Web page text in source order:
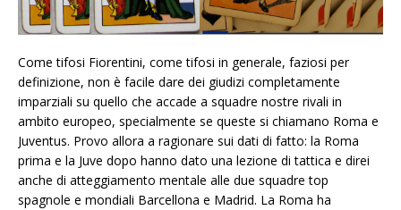
Come tifosi Fiorentini, come tifosi in generale, faziosi per
definizione, non è facile dare dei giudizi completamente
imparziali su quello che accade a squadre nostre rivali in
ambito europeo, specialmente se queste si chiamano Roma e
Juventus. Provo allora a ragionare sui dati di fatto: la Roma
prima e la Juve dopo hanno dato una lezione di tattica e direi
anche di atteggiamento mentale alle due squadre top
spagnole e mondiali Barcellona e Madrid. La Roma ha